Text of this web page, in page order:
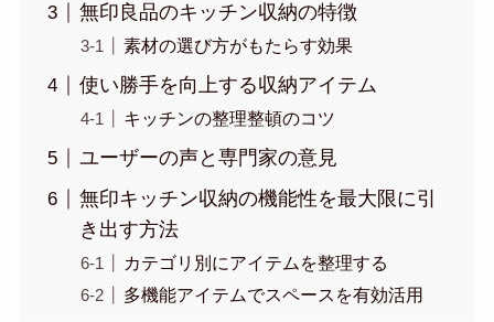
無印良品のキッチン収納の特徴
素材の選び方がもたらす効果
使い勝手を向上する収納アイテム
キッチンの整理整頓のコツ
ユーザーの声と専門家の意見
無印キッチン収納の機能性を最大限に引
き出す方法
カテゴリ別にアイテムを整理する
多機能アイテムでスペースを有効活用